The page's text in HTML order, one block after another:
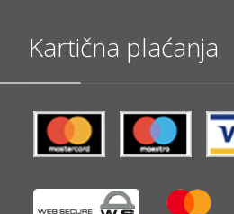
Kartična plaćanja